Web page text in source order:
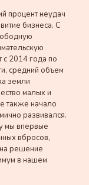
процент неудач
бизнеса. С
с 2014 года по
средний объем
земли
малых и
также начало
развивался.
мы впервые
вбросов,
решение
в нашем